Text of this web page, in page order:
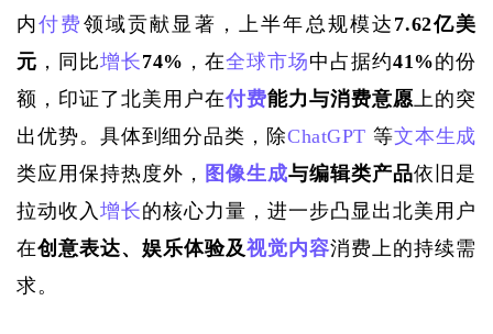
内付费 领域贡献显著，上半年总规模达 7.62亿美
元 ，同比增长74% ，在全球市场中占据约41%的份
额 ， 印证了北美用户在付费能力与消费意愿上的突
出优势。具体到细分品类，除ChatGPT 等文本生成
类应用保持热度外， 图像生成与编辑类产品依旧是
拉动收入增长的核心力量，进一步凸显出北美用户
在创意表达、娱乐体验及视觉内容消费上的持续需
求。